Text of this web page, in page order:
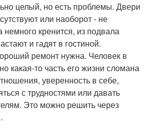
целый, но есть проблемы. Двери
или наоборот - не
кренится, из подвала
и гадят в гостиной.
ремонт нужна. Человек в
какая-то часть его жизни сломана
уверенность в себе,
с трудностями или давать
Это можно решить через